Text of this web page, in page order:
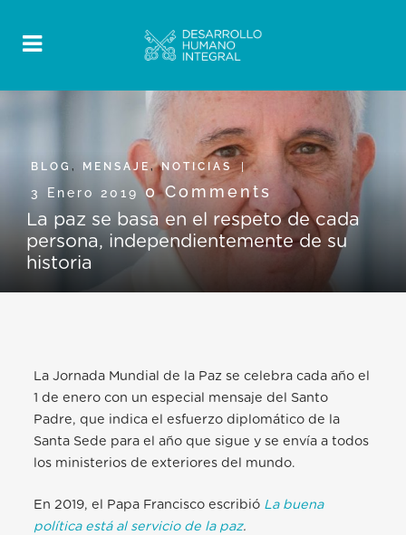
BLOG , MENSAJE ,NOTICIAS
3 Enero 20190 Comments
La paz se basa en el respeto de cada
persona, independientemente de su
historia
La Jornada Mundial de la Paz se celebra cada año el
1 de enero con un especial mensaje del Santo
Padre, que indica el esfuerzo diplomático de la
Santa Sede para el año que sigue y se envía a todos
los ministerios de exteriores del mundo.
En 2019, el Papa Francisco escribió La buena
política está al servicio de la paz.